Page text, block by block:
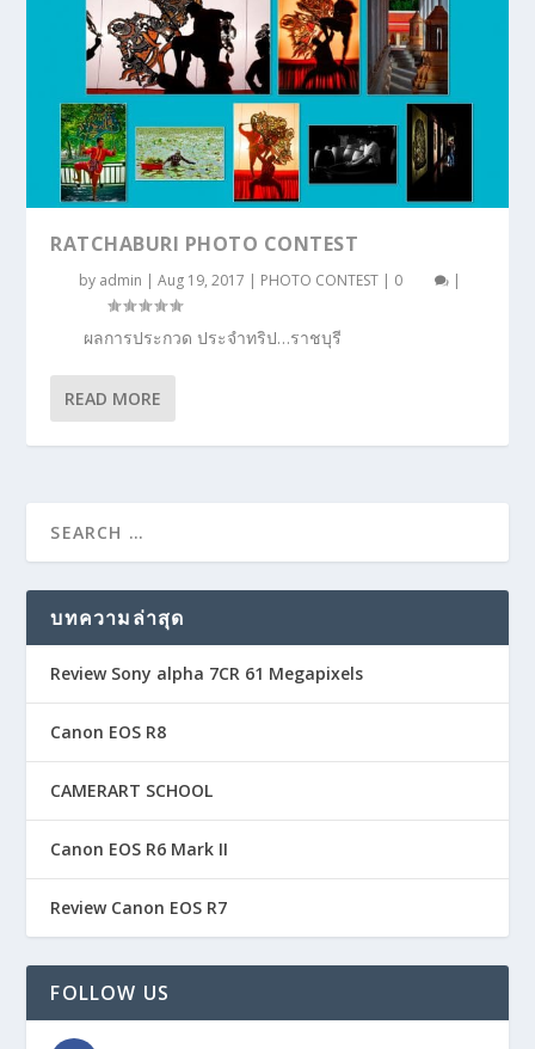
RATCHABURI PHOTO CONTEST
by admin |Aug 19, 2017 | PHOTO CONTEST | 0 |
ผลการประกวด ประจำทริป…ราชบุรี
READ MORE
บทความล่าสุด
Review Sony alpha 7CR 61 Megapixels
Canon EOS R8
CAMERART SCHOOL
Canon EOS R6 Mark II
Review Canon EOS R7
FOLLOW US